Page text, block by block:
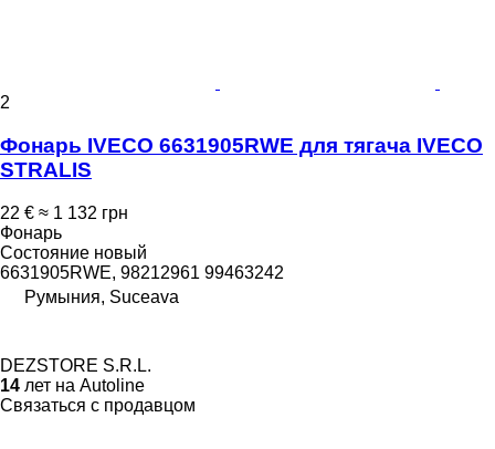
2
Фонарь IVECO 6631905RWE для тягача IVECO
STRALIS
22 € ≈ 1 132 грн
Фонарь
Состояние новый
6631905RWE, 98212961 99463242
Румыния, Suceava
DEZSTORE S.R.L.
14 лет на Autoline
Связаться с продавцом